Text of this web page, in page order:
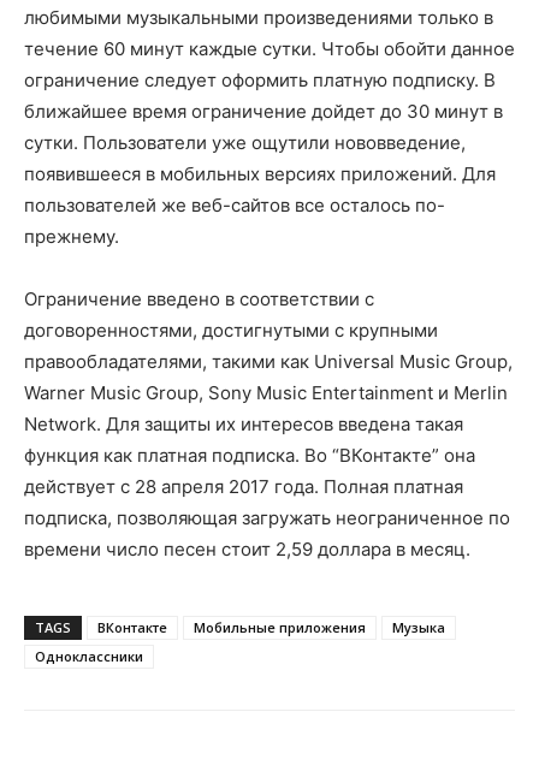
любимыми музыкальными произведениями только в
течение 60 минут каждые сутки. Чтобы обойти данное
ограничение следует оформить платную подписку. В
ближайшее время ограничение дойдет до 30 минут в
сутки. Пользователи уже ощутили нововведение,
появившееся в мобильных версиях приложений. Для
пользователей же веб-сайтов все осталось по-
прежнему.
Ограничение введено в соответствии с
договоренностями, достигнутыми с крупными
правообладателями, такими как Universal Music Group,
Warner Music Group, Sony Music Entertainment и Merlin
Network. Для защиты их интересов введена такая
функция как платная подписка. Во “ВКонтакте” она
действует с 28 апреля 2017 года. Полная платная
подписка, позволяющая загружать неограниченное по
времени число песен стоит 2,59 доллара в месяц.
TAGS ВКонтакте Мобильные приложения
Музыка
Одноклассники